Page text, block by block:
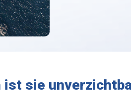
ist sie